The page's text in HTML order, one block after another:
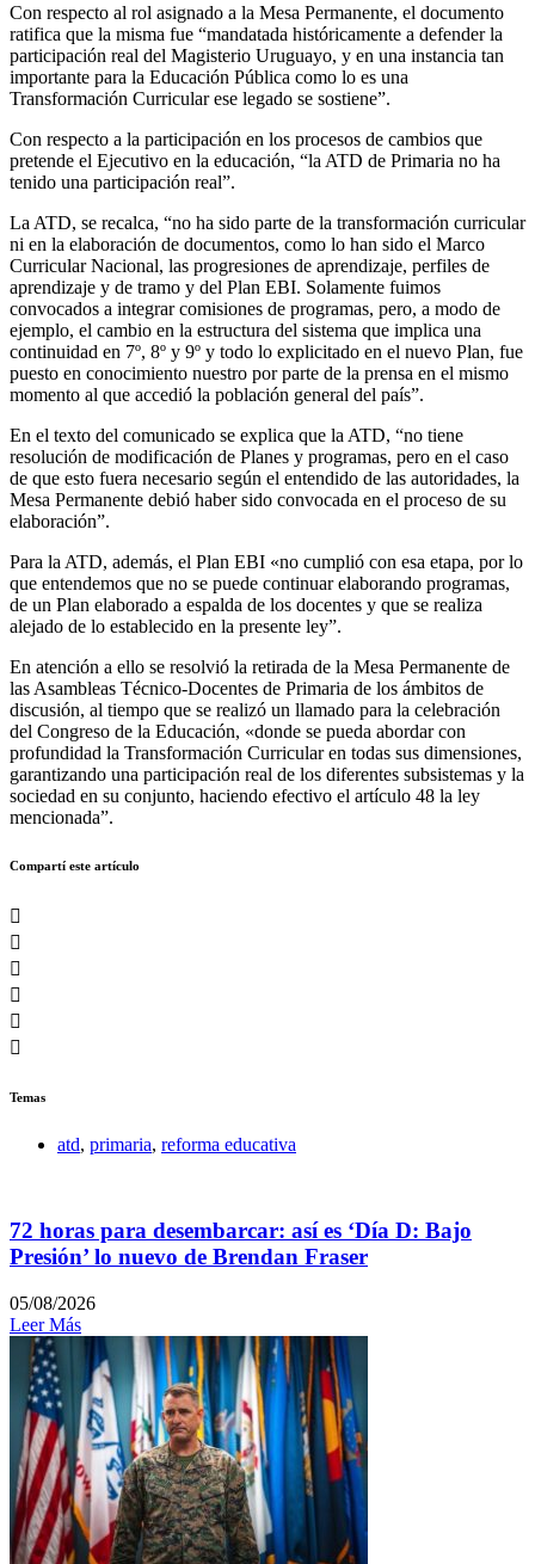
Con respecto al rol asignado a la Mesa Permanente, el documento
ratifica que la misma fue “mandatada históricamente a defender la
participación real del Magisterio Uruguayo, y en una instancia tan
importante para la Educación Pública como lo es una
Transformación Curricular ese legado se sostiene”.
Con respecto a la participación en los procesos de cambios que
pretende el Ejecutivo en la educación, “la ATD de Primaria no ha
tenido una participación real”.
La ATD, se recalca, “no ha sido parte de la transformación curricular
ni en la elaboración de documentos, como lo han sido el Marco
Curricular Nacional, las progresiones de aprendizaje, perfiles de
aprendizaje y de tramo y del Plan EBI. Solamente fuimos
convocados a integrar comisiones de programas, pero, a modo de
ejemplo, el cambio en la estructura del sistema que implica una
continuidad en 7º, 8º y 9º y todo lo explicitado en el nuevo Plan, fue
puesto en conocimiento nuestro por parte de la prensa en el mismo
momento al que accedió la población general del país”.
En el texto del comunicado se explica que la ATD, “no tiene
resolución de modificación de Planes y programas, pero en el caso
de que esto fuera necesario según el entendido de las autoridades, la
Mesa Permanente debió haber sido convocada en el proceso de su
elaboración”.
Para la ATD, además, el Plan EBI «no cumplió con esa etapa, por lo
que entendemos que no se puede continuar elaborando programas,
de un Plan elaborado a espalda de los docentes y que se realiza
alejado de lo establecido en la presente ley”.
En atención a ello se resolvió la retirada de la Mesa Permanente de
las Asambleas Técnico-Docentes de Primaria de los ámbitos de
discusión, al tiempo que se realizó un llamado para la celebración
del Congreso de la Educación, «donde se pueda abordar con
profundidad la Transformación Curricular en todas sus dimensiones,
garantizando una participación real de los diferentes subsistemas y la
sociedad en su conjunto, haciendo efectivo el artículo 48 la ley
mencionada”.
Compartí este artículo
Temas
atd, primaria, reforma educativa
72 horas para desembarcar: así es ‘Día D: Bajo
Presión’ lo nuevo de Brendan Fraser
05/08/2026
Leer Más